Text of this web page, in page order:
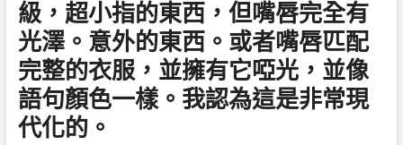
級，超小指的東西，但嘴唇完全有
光澤。意外的東西。或者嘴唇匹配
完整的衣服，並擁有它啞光，並像
語句顏色一樣。我認為這是非常現
代化的。